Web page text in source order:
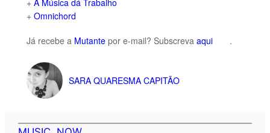
+ A Música dá Trabalho
+ Omnichord
Já recebe a Mutantepor e-mail? Subscreva aqui .
SARA QUARESMA CAPITÃO